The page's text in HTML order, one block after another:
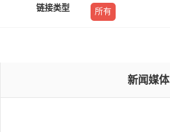
链接类型 所有
新闻媒体